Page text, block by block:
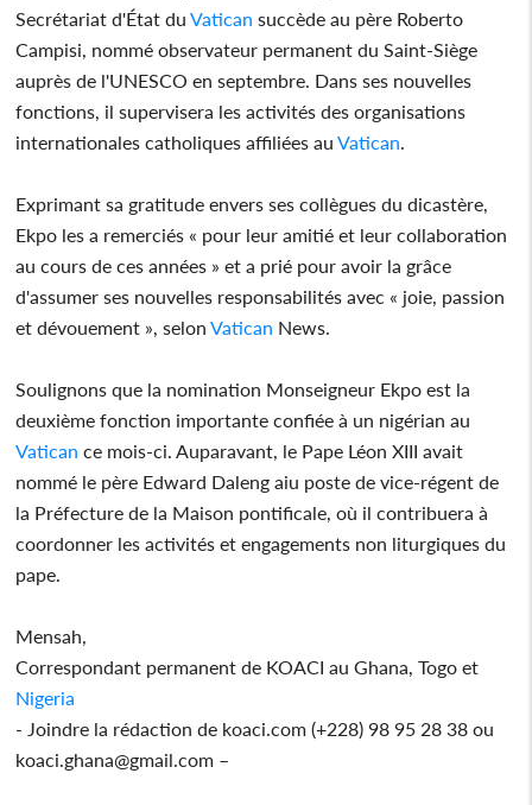
Secrétariat d'État du Vatican succède au père Roberto
Campisi, nommé observateur permanent du Saint-Siège
auprès de l'UNESCO en septembre. Dans ses nouvelles
fonctions, il supervisera les activités des organisations
internationales catholiques affiliées au Vatican
Exprimant sa gratitude envers ses collègues du dicastère,
Ekpo les a remerciés « pour leur amitié et leur collaboration
au cours de ces années » et a prié pour avoir la grâce
d'assumer ses nouvelles responsabilités avec « joie, passion
et dévouement », selon Vatican News.
Soulignons que la nomination Monseigneur Ekpo est la
deuxième fonction importante confiée à un nigérian au
Vatican ce mois-ci. Auparavant, le Pape Léon XIII avait
nommé le père Edward Daleng aiu poste de vice-régent de
la Préfecture de la Maison pontificale, où il contribuera à
coordonner les activités et engagements non liturgiques du
pape.
Mensah,
Correspondant permanent de KOACI au Ghana, Togo et
Nigeria
- Joindre la rédaction de koaci.com (+228) 98 95 28 38 ou
koaci.ghana@gmail.com –